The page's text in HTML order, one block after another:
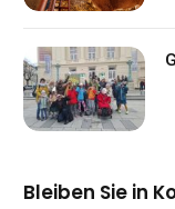
Bleiben Sie in